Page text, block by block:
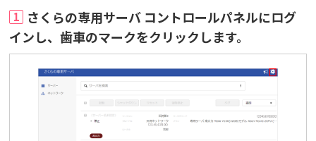
1
さくらの専用サーバ コントロールパネルにログ
インし、歯車のマークをクリックします。